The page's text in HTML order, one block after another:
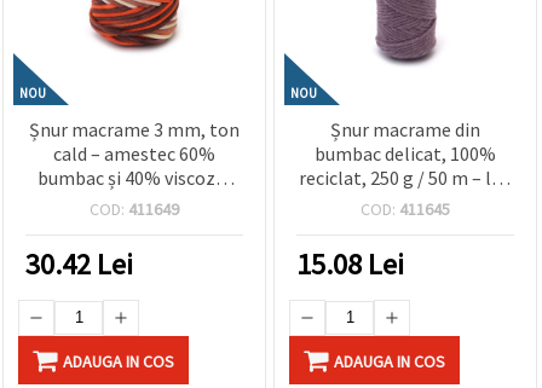
NOU
Șnur macrame 3 mm, ton
cald – amestec 60%
bumbac și 40% viscoză,
250 g / 85 m, melanj
pentru decorațiuni de
perete boho, suporturi
pentru plante și decor
handmade pentru casă
COD: 411649
30.42 Lei
ADAUGA IN COS
NOU
Șnur macrame din
bumbac delicat, 100%
reciclat, 250 g / 50 m – lila
(mov deschis), ideal
boho, suporturi pentru
plante și proiecte creative
handmade
COD: 411645
15.08 Lei
ADAUGA IN COS